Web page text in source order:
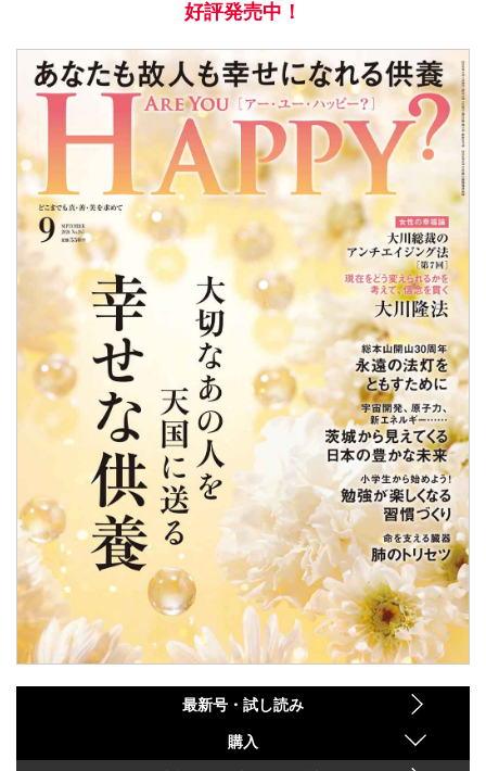
好評発売中！
最新号・試し読み
購入